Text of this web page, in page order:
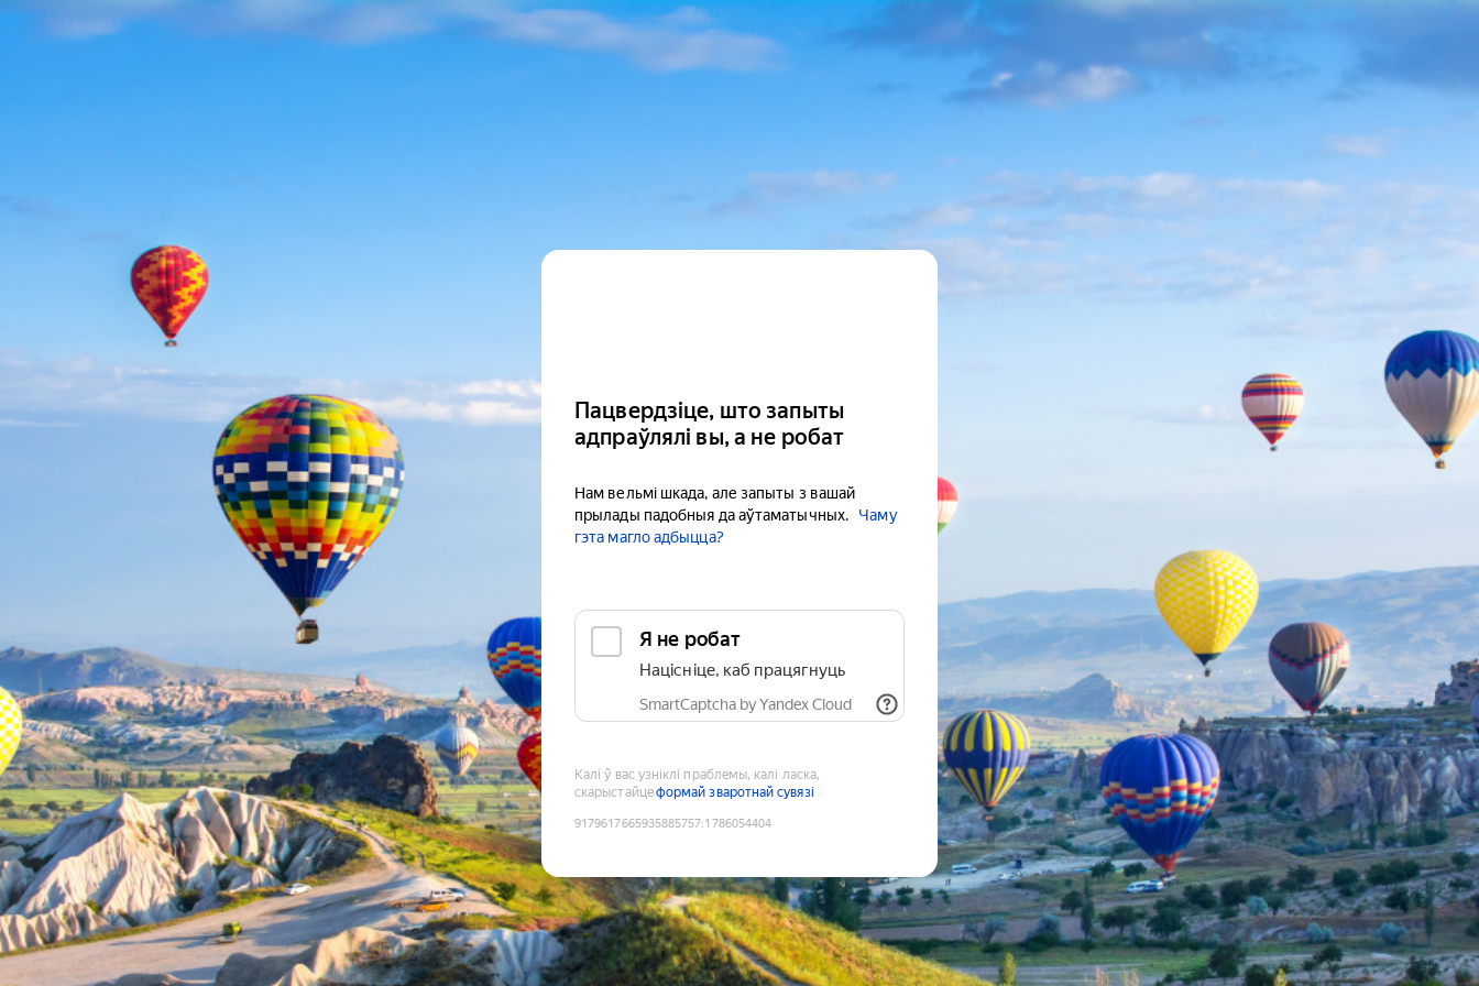
Пацвердзіце, што запыты
адпраўлялі вы, а не робат
Нам вельмі шкада, але запыты з вашай
прылады падобныя да аўтаматычных.
Чаму
гэта магло адбыцца?
Я не робат
Націсніце, каб працягнуць
SmartCaptcha by Yandex Cloud
Калі ў вас узніклі праблемы, калі ласка,
скарыстайцеформай зваротнай сувязі
9179617665935885757:1786054404